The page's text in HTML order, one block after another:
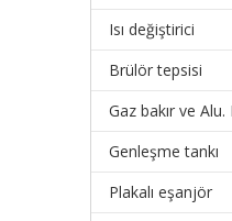
Isı değiştirici
Brülör tepsisi
Gaz bakır ve Alu.
Genleşme tankı
Plakalı eşanjör